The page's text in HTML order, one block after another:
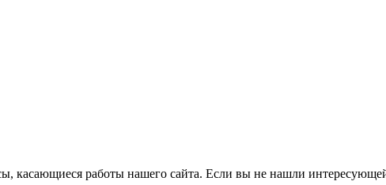
касающиеся работы нашего сайта. Если вы не нашли